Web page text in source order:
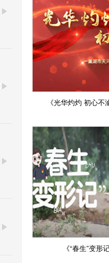
《光华灼灼 初心
《“春生”变形